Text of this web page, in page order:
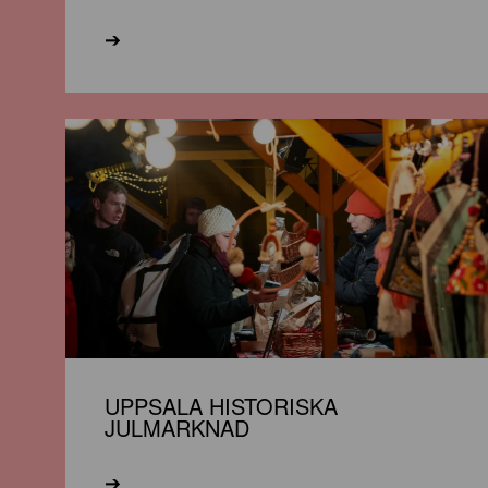
➔
UPPSALA HISTORISKA
JULMARKNAD
➔